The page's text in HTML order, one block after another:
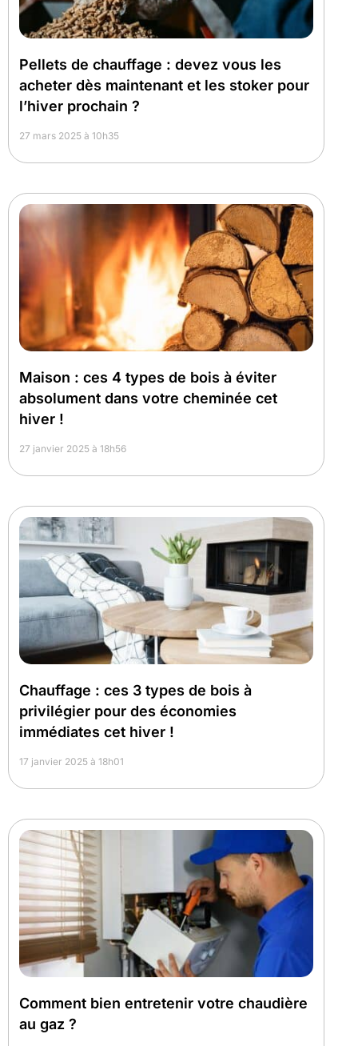
Pellets de chauffage : devez vous les
acheter dès maintenant et les stoker pour
l’hiver prochain ?
27 mars 2025 à 10h35
Maison : ces 4 types de bois à éviter
absolument dans votre cheminée cet
hiver !
27 janvier 2025 à 18h56
Chauffage : ces 3 types de bois à
privilégier pour des économies
immédiates cet hiver !
17 janvier 2025 à 18h01
Comment bien entretenir votre chaudière
au gaz ?